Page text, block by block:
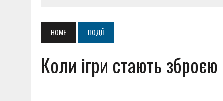
HOME ПОДІЇ
Коли ігри стають зброєю